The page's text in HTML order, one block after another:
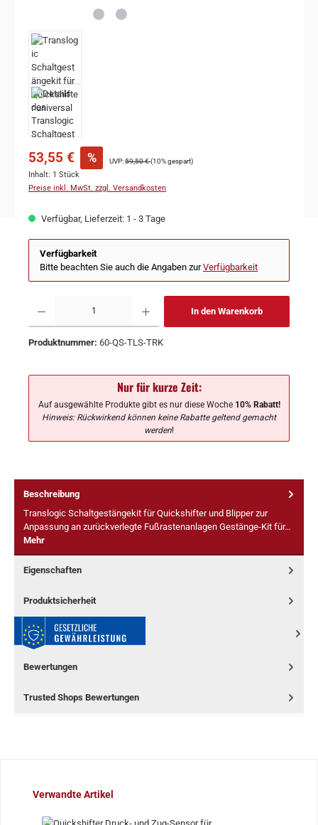
53,55 € % UVP:59,50 €(10% gespart)
Inhalt: 1 Stück
Preise inkl. MwSt. zzgl. Versandkosten
Verfügbar, Lieferzeit: 1 - 3 Tage
Verfügbarkeit
Bitte beachten Sie auch die Angaben zurVerfügbarkeit
In den Warenkorb
Produktnummer: 60-QS-TLS-TRK
Nur für kurze Zeit:
Auf ausgewählte Produkte gibt es nur diese Woche10% Rabatt!
Hinweis: Rückwirkend können keine Rabatte geltend gemacht
werden!
Beschreibung
Translogic Schaltgestängekit für Quickshifter und Blipper zur
Anpassung an zurückverlegte Fußrastenanlagen Gestänge-Kit für…
Mehr
Eigenschaften
Produktsicherheit
Bewertungen
Trusted Shops Bewertungen
Produktgalerie überspringen
Verwandte Artikel